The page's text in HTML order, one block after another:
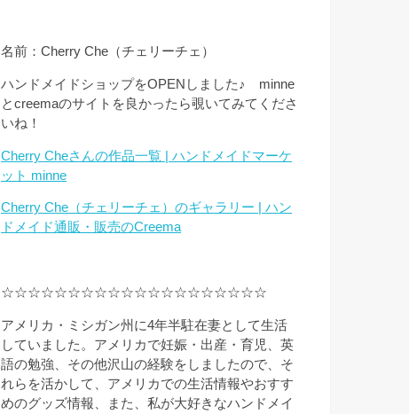
名前：Cherry Che（チェリーチェ）
ハンドメイドショップをOPENしました♪ minne
とcreemaのサイトを良かったら覗いてみてくださ
いね！
Cherry Cheさんの作品一覧 | ハンドメイドマーケ
ット minne
Cherry Che（チェリーチェ）のギャラリー | ハン
ドメイド通販・販売のCreema
☆☆☆☆☆☆☆☆☆☆☆☆☆☆☆☆☆☆☆☆
アメリカ・ミシガン州に4年半駐在妻として生活
していました。アメリカで妊娠・出産・育児、英
語の勉強、その他沢山の経験をしましたので、そ
れらを活かして、アメリカでの生活情報やおすす
めのグッズ情報、また、私が大好きなハンドメイ